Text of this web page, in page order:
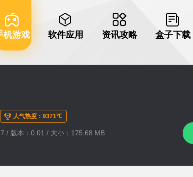
机游戏 软件应用 资讯攻略 盒子下载
人气热度：9371℃
/ 版本：0.01 / 大小：175.68 MB